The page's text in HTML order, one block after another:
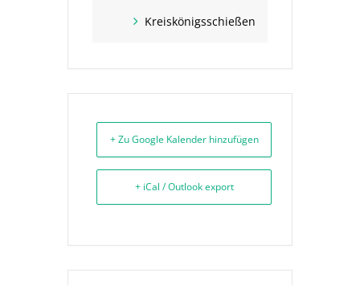
Kreiskönigsschießen
+ Zu Google Kalender hinzufügen
+ iCal / Outlook export